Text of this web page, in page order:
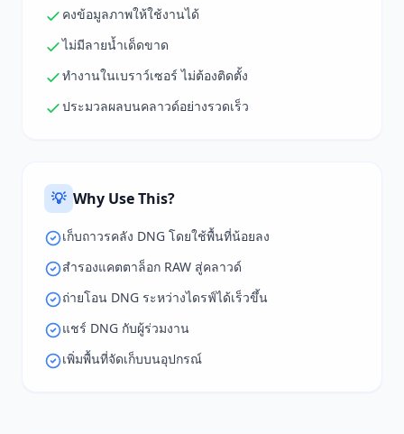
คงข้อมูลภาพให้ใช้งานได้
ไม่มีลายน้ำเด็ดขาด
ทำงานในเบราว์เซอร์ ไม่ต้องติดตั้ง
ประมวลผลบนคลาวด์อย่างรวดเร็ว
💡 Why Use This?
เก็บถาวรคลัง DNG โดยใช้พื้นที่น้อยลง
สำรองแคตตาล็อก RAW สู่คลาวด์
ถ่ายโอน DNG ระหว่างไดรฟ์ได้เร็วขึ้น
แชร์ DNG กับผู้ร่วมงาน
เพิ่มพื้นที่จัดเก็บบนอุปกรณ์